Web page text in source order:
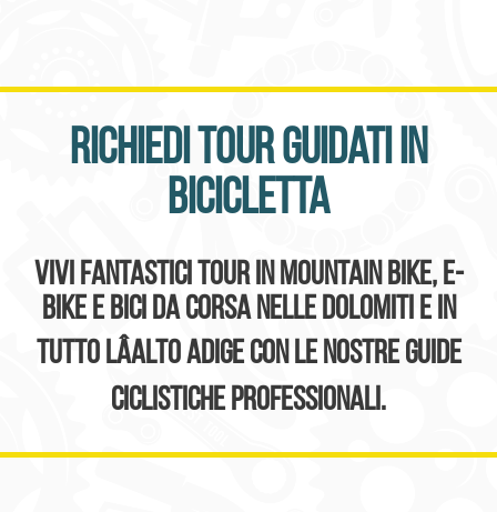
Richiedi tour guidati in
bicicletta
Vivi fantastici tour in mountain bike, e-
bike e bici da corsa nelle Dolomiti e in
tutto lâAlto Adige con le nostre guide
ciclistiche professionali.